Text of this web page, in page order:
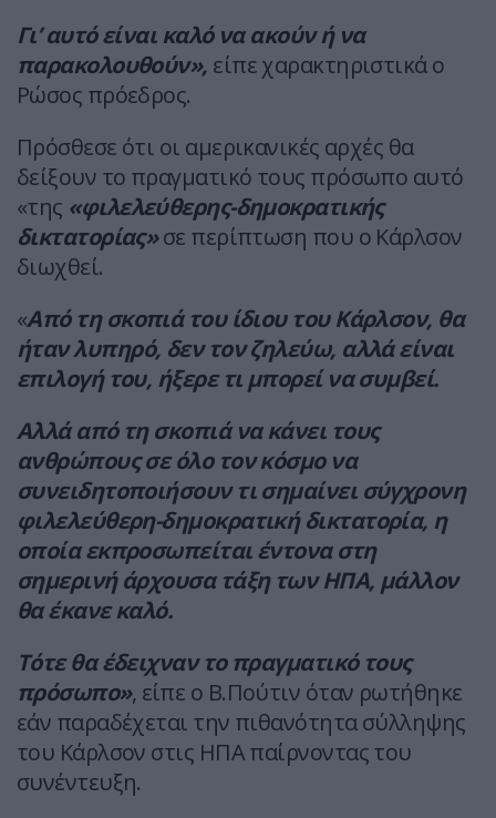
Γι’ αυτό είναι καλό να ακούν ή να
παρακολουθούν», είπε χαρακτηριστικά ο
Ρώσος πρόεδρος.
Πρόσθεσε ότι οι αμερικανικές αρχές θα
δείξουν το πραγματικό τους πρόσωπο αυτό
«της «φιλελεύθερης-δημοκρατικής
δικτατορίας»σε περίπτωση που ο Κάρλσον
διωχθεί.
«Από τη σκοπιά του ίδιου του Κάρλσον, θα
ήταν λυπηρό, δεν τον ζηλεύω, αλλά είναι
επιλογή του, ήξερε τι μπορεί να συμβεί.
Αλλά από τη σκοπιά να κάνει τους
ανθρώπους σε όλο τον κόσμο να
συνειδητοποιήσουν τι σημαίνει σύγχρονη
φιλελεύθερη-δημοκρατική δικτατορία, η
οποία εκπροσωπείται έντονα στη
σημερινή άρχουσα τάξη των ΗΠΑ, μάλλον
θα έκανε καλό.
Τότε θα έδειχναν το πραγματικό τους
πρόσωπο», είπε ο Β.Πούτιν όταν ρωτήθηκε
εάν παραδέχεται την πιθανότητα σύλληψης
του Κάρλσον στις ΗΠΑ παίρνοντας του
συνέντευξη.